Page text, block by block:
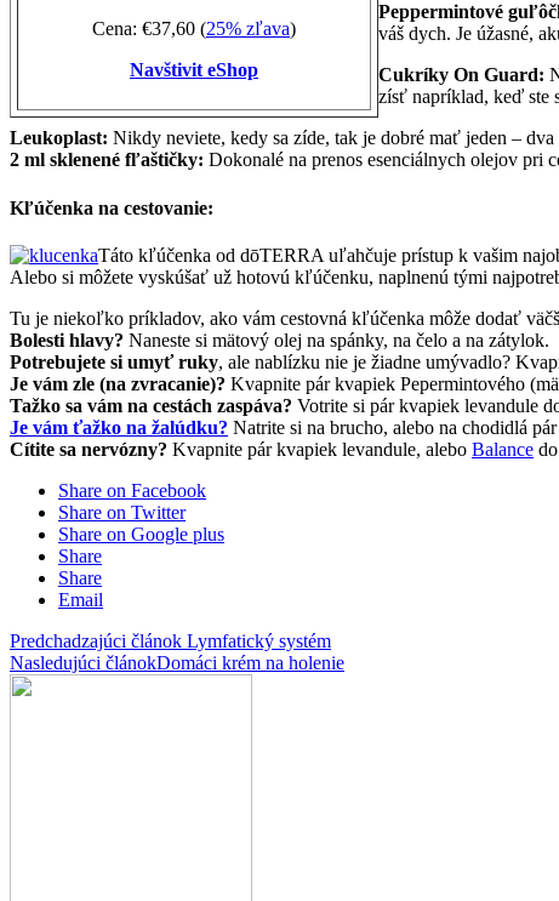
Cena: €37,60 (25% zľava)
Navštivit eShop
Peppermintové
váš dych. Je úžasné,
Cukríky On Guard:
zísť napríklad, keď ste
Leukoplast: Nikdy neviete, kedy sa zíde, tak je dobré mať jeden –
2 ml sklenené fľaštičky: Dokonalé na prenos esenciálnych olejov pri
Kľúčenka na cestovanie:
Táto kľúčenka od dōTERRA uľahčuje prístup k vašim
Alebo si môžete vyskúšať už hotovú kľúčenku, naplnenú tými
Tu je niekoľko príkladov, ako vám cestovná kľúčenka môže dodať
Bolesti hlavy? Naneste si mätový olej na spánky, na čelo a na zátylok.
Potrebujete si umyť ruky, ale nablízku nie je žiadne umývadlo?
Je vám zle (na zvracanie)? Kvapnite pár kvapiek Pepermintového
Tažko sa vám na cestách zaspáva? Votrite si pár kvapiek levandule
Je vám ťažko na žalúdku? Natrite si na brucho, alebo na chodidlá
Cítite sa nervózny? Kvapnite pár kvapiek levandule, alebo Balance
Share on Facebook
Share on Twitter
Share on Google plus
Share
Share
Email
Predchadzajúci článok Lymfatický systém
Nasledujúci článokDomáci krém na holenie